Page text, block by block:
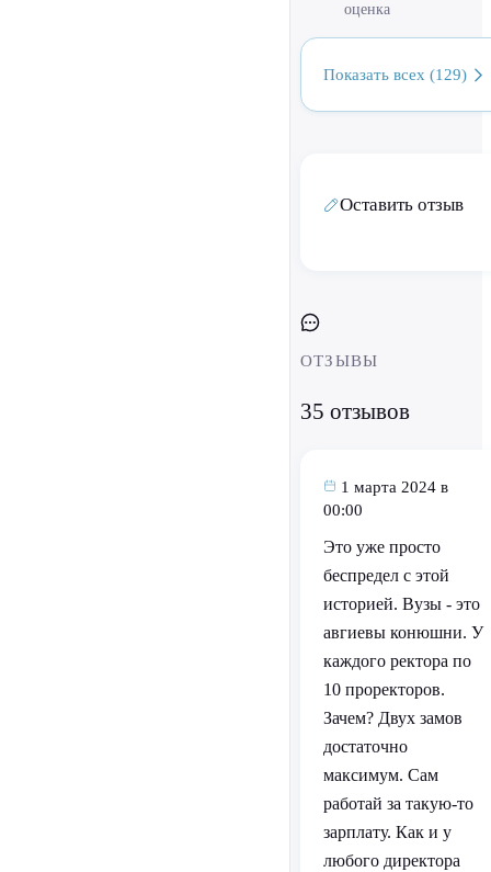
оценка
Показать всех (129)
Оставить отзыв
ОТЗЫВЫ
35 отзывов
1 марта 2024 в
00:00
Это уже просто
беспредел с этой
историей. Вузы - это
авгиевы конюшни. У
каждого ректора по
10 проректоров.
Зачем? Двух замов
достаточно
максимум. Сам
работай за такую-то
зарплату. Как и у
любого директора